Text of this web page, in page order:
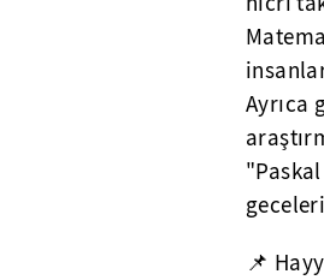
Ayrıca
📌